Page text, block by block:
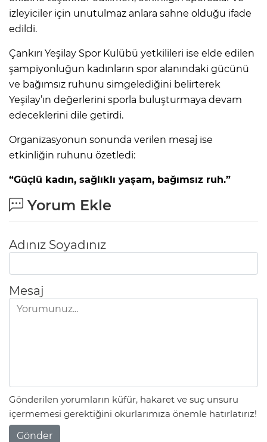
izleyiciler için unutulmaz anlara sahne olduğu ifade
edildi.
Çankırı Yeşilay Spor Kulübü yetkilileri ise elde edilen
şampiyonluğun kadınların spor alanındaki gücünü
ve bağımsız ruhunu simgelediğini belirterek
Yeşilay’ın değerlerini sporla buluşturmaya devam
edeceklerini dile getirdi.
Organizasyonun sonunda verilen mesaj ise
etkinliğin ruhunu özetledi:
“Güçlü kadın, sağlıklı yaşam, bağımsız ruh.”
Yorum Ekle
Adınız Soyadınız
Mesaj
Gönderilen yorumların küfür, hakaret ve suç unsuru
içermemesi gerektiğini okurlarımıza önemle hatırlatırız!
Gönder